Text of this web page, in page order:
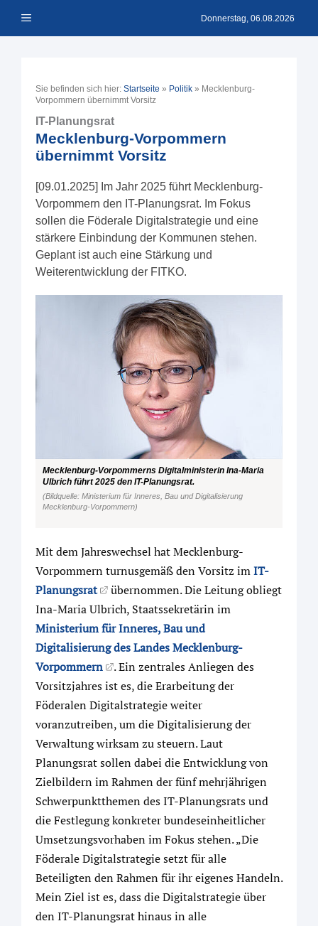
Inhalt Menü Donnerstag, 06.08.2026
Sie befinden sich hier: Startseite » Politik » Mecklenburg-
Vorpommern übernimmt Vorsitz
IT-Planungsrat
Mecklenburg-Vorpommern
übernimmt Vorsitz
[09.01.2025] Im Jahr 2025 führt Mecklenburg-
Vorpommern den IT-Planungsrat. Im Fokus
sollen die Föderale Digitalstrategie und eine
stärkere Einbindung der Kommunen stehen.
Geplant ist auch eine Stärkung und
Weiterentwicklung der FITKO.
Mecklenburg-Vorpommerns Digitalministerin Ina-Maria
Ulbrich führt 2025 den IT-Planungsrat.
(Bildquelle: Ministerium für Inneres, Bau und Digitalisierung
Mecklenburg-Vorpommern)
Mit dem Jahreswechsel hat Mecklenburg-
Vorpommern turnusgemäß den Vorsitz imIT-
Planungsrat
übernommen. Die Leitung obliegt
Ina-Maria Ulbrich, Staatssekretärin im
Ministerium für Inneres, Bau und
Digitalisierung des Landes Mecklenburg-
Vorpommern
. Ein zentrales Anliegen des
Vorsitzjahres ist es, die Erarbeitung der
Föderalen Digitalstrategie weiter
voranzutreiben, um die Digitalisierung der
Verwaltung wirksam zu steuern. Laut
Planungsrat sollen dabei die Entwicklung von
Zielbildern im Rahmen der fünf mehrjährigen
Schwerpunktthemen des IT-Planungsrats und
die Festlegung konkreter bundeseinheitlicher
Umsetzungsvorhaben im Fokus stehen. „Die
Föderale Digitalstrategie setzt für alle
Beteiligten den Rahmen für ihr eigenes Handeln.
Mein Ziel ist es, dass die Digitalstrategie über
den IT-Planungsrat hinaus in alle